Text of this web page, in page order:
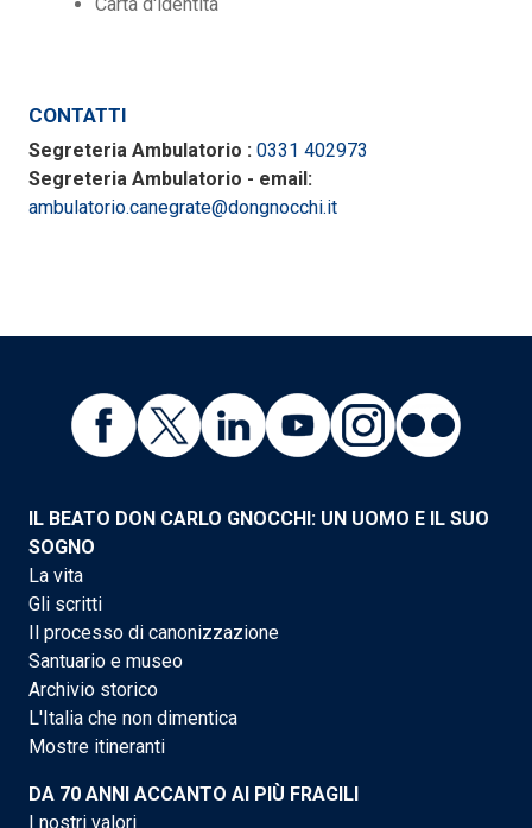
CONTATTI
Segreteria Ambulatorio : 0331 402973
Segreteria Ambulatorio - email:
ambulatorio.canegrate@dongnocchi.it
IL BEATO DON CARLO GNOCCHI: UN UOMO E IL SUO
SOGNO
La vita
Gli scritti
Il processo di canonizzazione
Santuario e museo
Archivio storico
L'Italia che non dimentica
Mostre itineranti
DA 70 ANNI ACCANTO AI PIÙ FRAGILI
I nostri valori